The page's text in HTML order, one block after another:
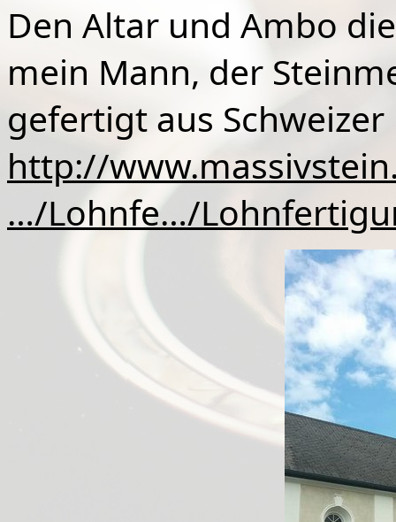
Den Altar und Ambo
mein Mann, der
gefertigt aus
http://
…/Lohnfe…/